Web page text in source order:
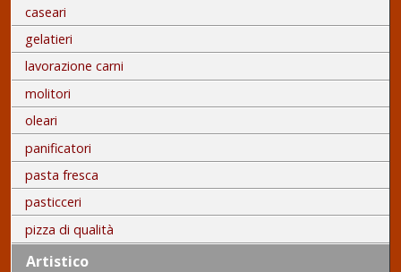
caseari
gelatieri
lavorazione carni
molitori
oleari
panificatori
pasta fresca
pasticceri
pizza di qualità
Artistico